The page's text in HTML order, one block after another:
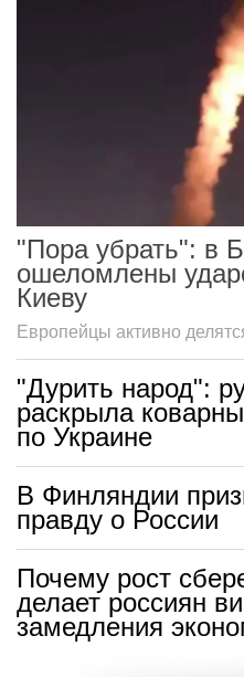
"Пора убрать": в
ошеломлены
Киеву
Европейцы активно
"Дурить народ":
раскрыла
по Украине
В Финляндии
правду о России
Почему рост
делает россиян
замедления